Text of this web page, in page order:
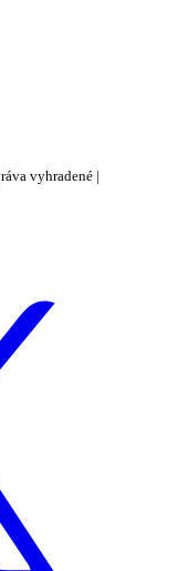
vyhradené |